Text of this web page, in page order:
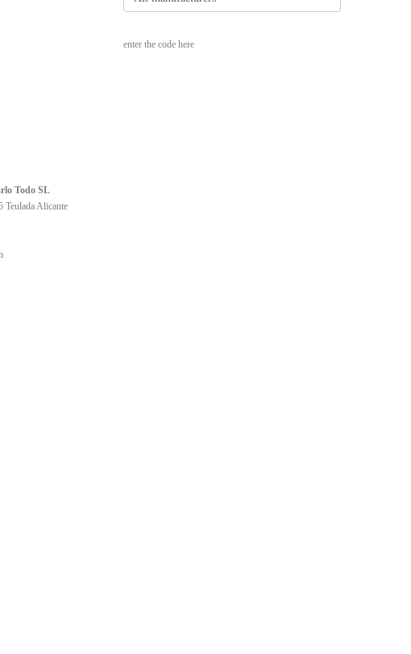
enter the code here
Todo SL
Teulada Alicante